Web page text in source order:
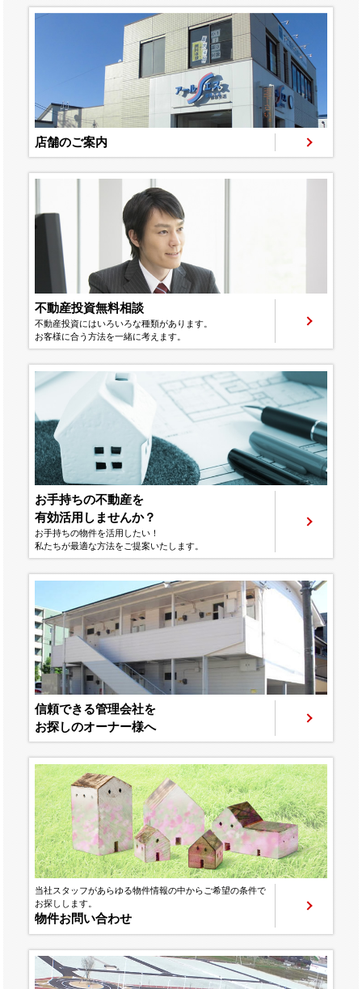
店舗のご案内
不動産投資無料相談
不動産投資にはいろいろな種類があります。
お客様に合う方法を一緒に考えます。
お手持ちの不動産を
有効活用しませんか？
お手持ちの物件を活用したい！
私たちが最適な方法をご提案いたします。
信頼できる管理会社を
お探しのオーナー様へ
当社スタッフがあらゆる物件情報の中からご希望の条件で
お探しします。
物件お問い合わせ